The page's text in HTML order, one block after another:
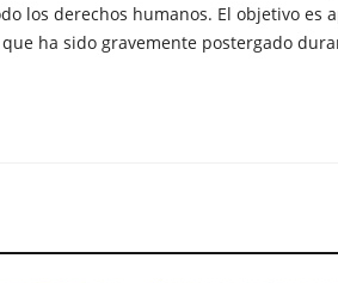
los derechos humanos. El objetivo es
ha sido gravemente postergado